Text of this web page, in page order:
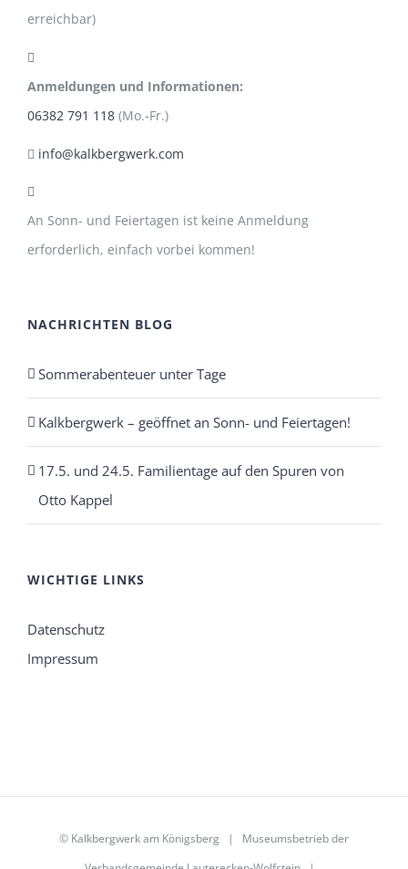
erreichbar)
Anmeldungen und Informationen:
06382 791 118 (Mo.-Fr.)
info@kalkbergwerk.com
An Sonn- und Feiertagen ist keine Anmeldung
erforderlich, einfach vorbei kommen!
NACHRICHTEN BLOG
Sommerabenteuer unter Tage
Kalkbergwerk – geöffnet an Sonn- und Feiertagen!
17.5. und 24.5. Familientage auf den Spuren von
Otto Kappel
WICHTIGE LINKS
Datenschutz
Impressum
© Kalkbergwerk am Königsberg | Museumsbetrieb der